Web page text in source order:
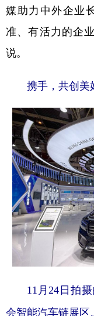
媒助力中外企业
准、有活力的企
说。
携手，共创美
11月24日拍摄
会智能汽车链展区